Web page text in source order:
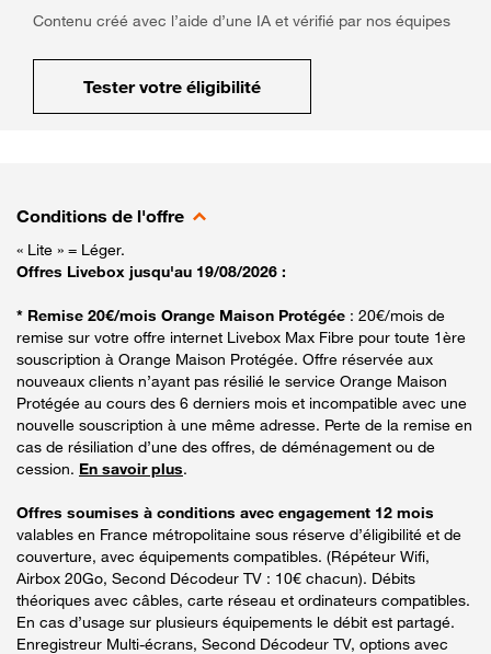
Contenu créé avec l’aide d’une IA et vérifié par nos équipes
Tester votre éligibilité
Conditions de l'offre
« Lite » = Léger.
Offres Livebox jusqu'au 19/08/2026 :
* Remise 20€/mois Orange Maison Protégée : 20€/mois de
remise sur votre offre internet Livebox Max Fibre pour toute 1ère
souscription à Orange Maison Protégée. Offre réservée aux
nouveaux clients n’ayant pas résilié le service Orange Maison
Protégée au cours des 6 derniers mois et incompatible avec une
nouvelle souscription à une même adresse. Perte de la remise en
cas de résiliation d’une des offres, de déménagement ou de
cession. En savoir plus.
Offres soumises à conditions avec engagement 12 mois
valables en France métropolitaine sous réserve d’éligibilité et de
couverture, avec équipements compatibles. (Répéteur Wifi,
Airbox 20Go, Second Décodeur TV : 10€ chacun). Débits
théoriques avec câbles, carte réseau et ordinateurs compatibles.
En cas d’usage sur plusieurs équipements le débit est partagé.
Enregistreur Multi-écrans, Second Décodeur TV, options avec